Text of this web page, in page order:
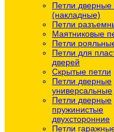
Петли дверные
(накладные)
Петли
Маятниковые
Петли
Петли для
дверей
Скрытые петли
Петли дверные
универсальные
Петли дверные
пружинистые
двухсторонние
Петли